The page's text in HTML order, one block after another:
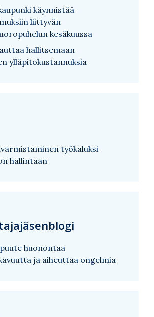
käynnistää
liittyvän
kesäkuussa
hallitsemaan
ylläpitokustannuksia
työkaluksi
hallintaan
huonontaa
ja aiheuttaa ongelmia